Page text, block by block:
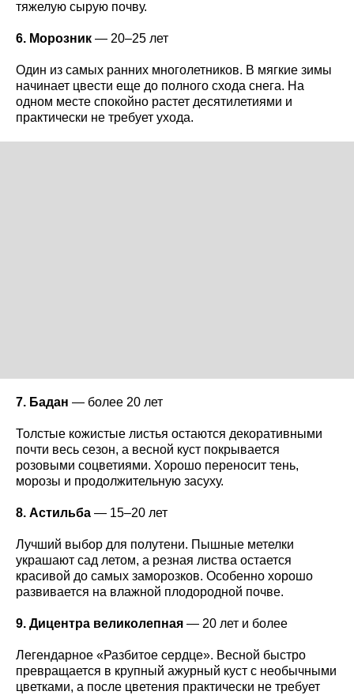
тяжелую сырую почву.
6. Морозник — 20–25 лет
Один из самых ранних многолетников. В мягкие зимы
начинает цвести еще до полного схода снега. На
одном месте спокойно растет десятилетиями и
практически не требует ухода.
7. Бадан — более 20 лет
Толстые кожистые листья остаются декоративными
почти весь сезон, а весной куст покрывается
розовыми соцветиями. Хорошо переносит тень,
морозы и продолжительную засуху.
8. Астильба — 15–20 лет
Лучший выбор для полутени. Пышные метелки
украшают сад летом, а резная листва остается
красивой до самых заморозков. Особенно хорошо
развивается на влажной плодородной почве.
9. Дицентра великолепная — 20 лет и более
Легендарное «Разбитое сердце». Весной быстро
превращается в крупный ажурный куст с необычными
цветками, а после цветения практически не требует